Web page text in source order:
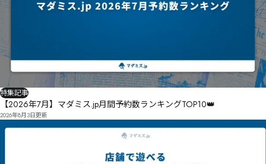
㈶㉦㈻㈭㉈㊆㋒㊧㊄㋕㊓㈨㉲㉹㉑㊹㊨㋦㋞㉓㈱㉻㊂㉚㉷㉝㉔㉷㊈㉂讂㊁㊅㊅㉩㉾葬㉂㉦㉙㉮㈄
特集記事
【2026年7月】マダミス.jp月間予約数ランキングTOP10👑
2026年8月3日更新